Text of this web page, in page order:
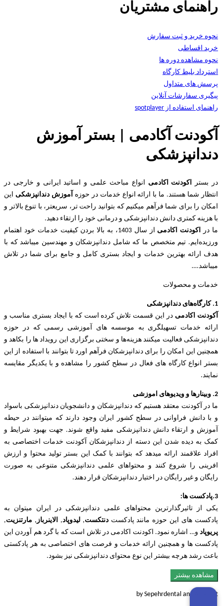
راهنمای مشتریان
نحوه خرید و ثبت سفارش
خرید اقساطی
نحوه مشاهده دوره ها
استرداد بلیط کارگاه
پرسش های متداول
پیگیری سفارشات آنلاین
راهنمای استفاده از spotplayer
آکودنت آکادمی | بستر آموزش
دندانپزشکی
در بستر اکودنت اکادمی انواع مباحث علمی و اساتید ایرانی و خارجی در
انتظار شما هستند. ما با ارائه انواع خدمات در حوزه آموزش دندانپزشکی این
امکان را برای شما فرآهم میکنیم که بتوانید راحت تر، سریعتر، با تنوع بالاتر و
با هزینه کمتری دانش دندانپزشکی و درمانی خود را ارتقاء دهید.
ما در اکودنت اکادمی
از سال 1403، به بالا بردن کیفیت خدمات خود اهتمام
ورزیده‌‌ایم. تیم متخصص ما که شامل دندانپزشکان و مهندسین میباشد که با
هدف ارائه بهترین خدمات و ایجاد بستری کامل و جامع برای شما در تلاش
میباشد.…
خدمات و محصولات
1. کارگاه‌های دندانپزشکی
آکودنت اکادمی در این قسمت تلاش کرده است که با ایجاد بستری مناسب و
ارائه خدمات تسهیلگری به موسسه های آموزشی رسمی که در حوزه
دندانپزشکی فعالیت میکنند هزینه‌ها و سختی برگزاری این رویداد ها را بکاهد و
همچنین این امکان را برای دندانپزشکان فرآهم اورد تا بتوانند با استفاده از این
بستر انواع کارگاه های فعال در سطح کشور را مشاهده و با یکدیگر مقایسه
نمایند.
2. وبینارها و ویدیوهای اموزشی
ما در آکودنت معتقد هستیم که دندانپزشکان و دانشجویان دندانپزشکی باسواد
و با دانش فراوانی در سطح کشور ایران وجود دارند که میتوانند در حیطه
آموزش و ارتقاء دانش دندانپزشکی مفید واقع شوند. جهت بهبود شرایط و
کمک به دیده شدن این دسته از دندانپزشکان آکودنت خدمات اختصاصی به
افراد علاقمند ارائه میدهد که بتوانند با کمک این بستر تولید محتوا و ارزش
افرینی را شروع کنند و محتواهای علمی دندانپزشکی متنوعی به صورت
رایگان و غیر رایگان در اختیار دندانپزشکان قرار دهند.
3.پادکست ها:
یکی از تاثیرگذارترین محتواهای علمی دندانپزشکی در ایران میتوان به
پادکست های این حوزه مانند پادکستدنتکست,لیدوپاد,الاینرباز , مارتنزیت,
پریوپاد و… اشاره نمود. اکودنت اکادمی در تلاش است که با گرد هم آوردن این
پادکست ها و همچنین ارائه خدمات و فرصت های اختصاصی به هر پادکستی
باعث رشد هرچه بیشتر این نوع محتوای دندانپزشکی نیز بشود.
مشاهده بیشتر
by Sepehrdental and Acodent